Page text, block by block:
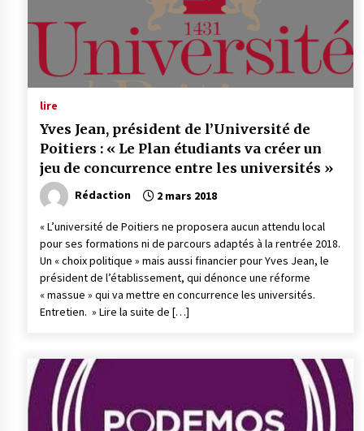
lire
Yves Jean, président de l’Université de
Poitiers : « Le Plan étudiants va créer un
jeu de concurrence entre les universités »
Rédaction 2 mars 2018
« L’université de Poitiers ne proposera aucun attendu local
pour ses formations ni de parcours adaptés à la rentrée 2018.
Un « choix politique » mais aussi financier pour Yves Jean, le
président de l’établissement, qui dénonce une réforme
« massue » qui va mettre en concurrence les universités.
Entretien. » Lire la suite de […]